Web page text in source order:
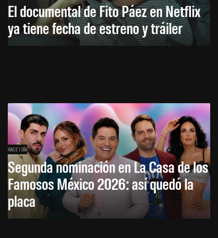
El documental de Fito Páez en Netflix
ya tiene fecha de estreno y tráiler
HACE 1 DÍA
Segunda nominación en La Casa de los
Famosos México 2026: así quedó la
placa